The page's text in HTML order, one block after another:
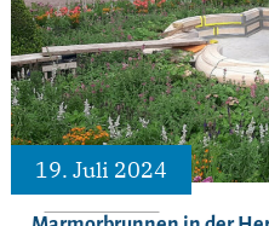
19. Juli 2024